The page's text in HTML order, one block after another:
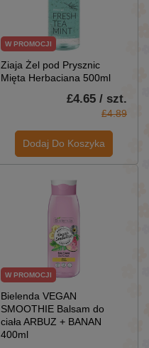
W PROMOCJI
Ziaja Żel pod Prysznic
Mięta Herbaciana 500ml
£4.65 / szt.
£4.89
Dodaj Do Koszyka
W PROMOCJI
Bielenda VEGAN
SMOOTHIE Balsam do
ciała ARBUZ + BANAN
400ml